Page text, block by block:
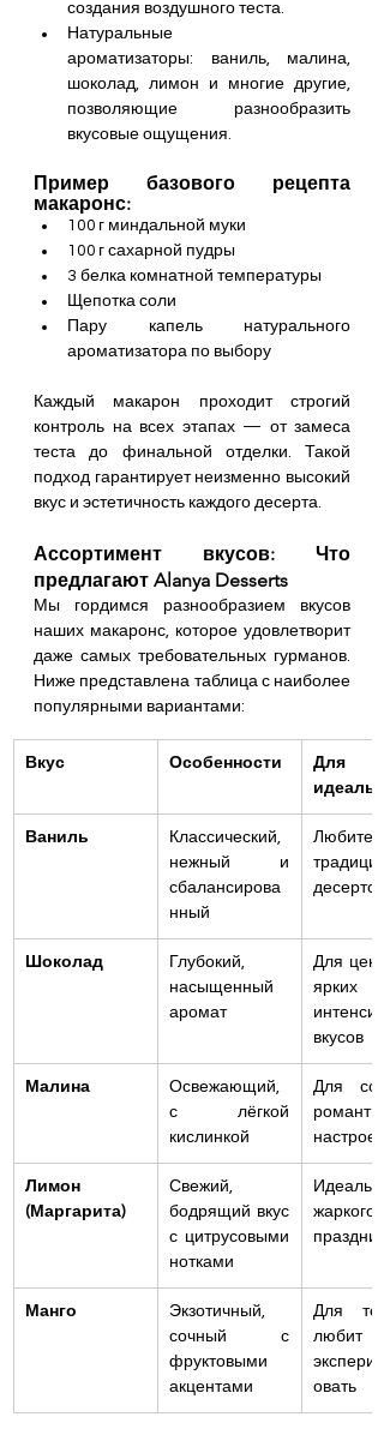
создания воздушного теста.
Натуральные
ароматизаторы: ваниль, малина,
шоколад, лимон и многие другие,
позволяющие разнообразить
вкусовые ощущения.
Пример базового рецепта
макаронс:
100 г миндальной муки
100 г сахарной пудры
3 белка комнатной температуры
Щепотка соли
Пару капель натурального
ароматизатора по выбору
Каждый макарон проходит строгий
контроль на всех этапах — от замеса
теста до финальной отделки. Такой
подход гарантирует неизменно высокий
вкус и эстетичность каждого десерта.
Ассортимент вкусов: Что
предлагают Alanya Desserts
Мы гордимся разнообразием вкусов
наших макаронс, которое удовлетворит
даже самых требовательных гурманов.
Ниже представлена таблица с наиболее
популярными вариантами:
Вкус Особенности
Для
Ваниль
Классический,
нежный и
сбалансирова
нный
десертов
Шоколад
Глубокий,
насыщенный
аромат
Для
вкусов
Малина
Освежающий,
с лёгкой
кислинкой
Для
Лимон
(Маргарита)
Свежий,
бодрящий вкус
с цитрусовыми
нотками
жаркого
Манго
Экзотичный,
сочный с
фруктовыми
акцентами
Для
любит
овать